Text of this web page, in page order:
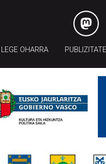
LEGE OHARRA